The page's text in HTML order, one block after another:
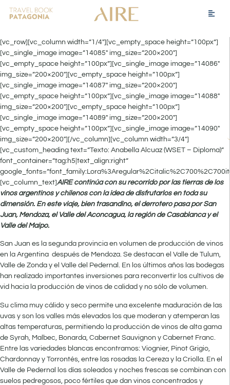
[vc_row][vc_column width=”1/4″][vc_empty_space height=”100px”]
[vc_single_image image=”14085″ img_size=”200×200″]
[vc_empty_space height=”100px”][vc_single_image image=”14086″
img_size=”200×200″][vc_empty_space height=”100px”]
[vc_single_image image=”14087″ img_size=”200×200″]
[vc_empty_space height=”100px”][vc_single_image image=”14088″
img_size=”200×200″][vc_empty_space height=”100px”]
[vc_single_image image=”14089″ img_size=”200×200″]
[vc_empty_space height=”100px”][vc_single_image image=”14090″
img_size=”200×200″][/vc_column][vc_column width=”3/4″]
[vc_custom_heading text=”Texto: Anabella Alcuaz (WSET – Diploma)”
font_container=”tag:h5|text_align:right”
[vc_column_text]AIRE continúa con su recorrido por las tierras de los
vinos argentinos y chilenos con la idea de disfrutarlos en toda su
dimensión. En este viaje, bien trasandino, el derrotero pasa por San
Juan, Mendoza, el Valle del Aconcagua, la región de Casablanca y el
Valle del Maipo.
San Juan es la segunda provincia en volumen de producción de vinos
en la Argentina después de Mendoza. Se destacan el Valle de Tulum,
Valle de Zonda y el Valle del Pedernal. En los últimos años las bodegas
han realizado importantes inversiones para reconvertir los cultivos de
vid hacia la producción de vinos de calidad y no sólo de volumen.
Su clima muy cálido y seco permite una excelente maduración de las
uvas y son los valles más elevados los que moderan y atemperan las
altas temperaturas, permitiendo la producción de vinos de alta gama
de Syrah, Malbec, Bonarda, Cabernet Sauvignon y Cabernet Franc.
Entre las variedades blancas encontramos: Viognier, Pinot Grigio,
Chardonnay y Torrontés, entre las rosadas la Cereza y la Criolla. En el
Valle de Pedernal los días soleados y noches frescas se combinan con
suelos pedregosos, poco fértiles que dan vinos concentrados y